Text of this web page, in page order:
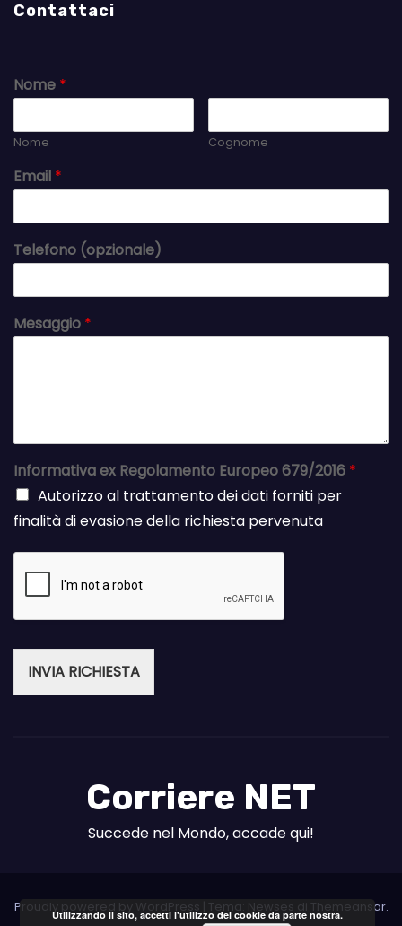
Contattaci
Nome *
Nome Cognome
Email *
Telefono (opzionale)
Mesaggio *
Informativa ex Regolamento Europeo 679/2016 *
Autorizzo al trattamento dei dati forniti per
finalità di evasione della richiesta pervenuta
INVIA RICHIESTA
Corriere NET
Succede nel Mondo, accade qui!
Proudly powered by WordPress | Tema: Newses di Themeansar.
Utilizzando il sito, accetti l'utilizzo dei cookie da parte nostra.